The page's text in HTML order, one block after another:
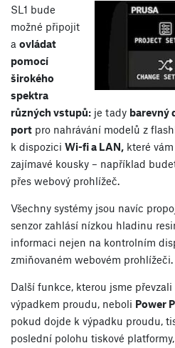
SL1 bude
možné připojit
a ovládat
pomocí
širokého
spektra
různých vstupů: je tady barevný
port pro nahrávání modelů z
k dispozici Wi-fi a LAN, které
zajímavé kousky – například
přes webový prohlížeč.
Všechny systémy jsou navíc
senzor zahlásí nízkou hladinu
informaci nejen na kontrolním
zmiňovaném webovém prohlížeči.
Další funkce, kterou jsme
výpadkem proudu, neboli Power
pokud dojde k výpadku proudu,
poslední polohu tiskové